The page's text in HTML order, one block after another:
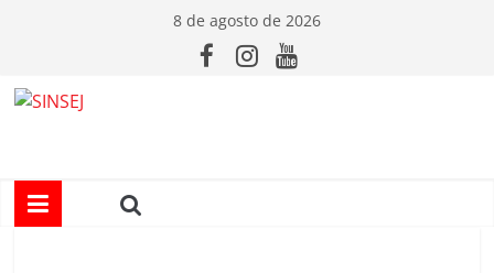
conteúdo
8 de agosto de 2026
I